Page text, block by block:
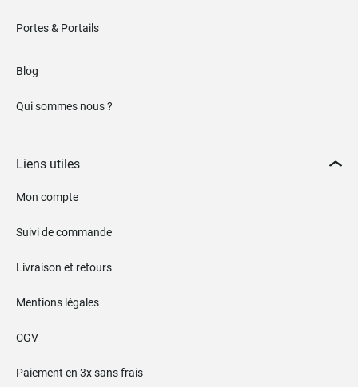
Portes & Portails
Blog
Qui sommes nous ?
Liens utiles
Mon compte
Suivi de commande
Livraison et retours
Mentions légales
CGV
Paiement en 3x sans frais